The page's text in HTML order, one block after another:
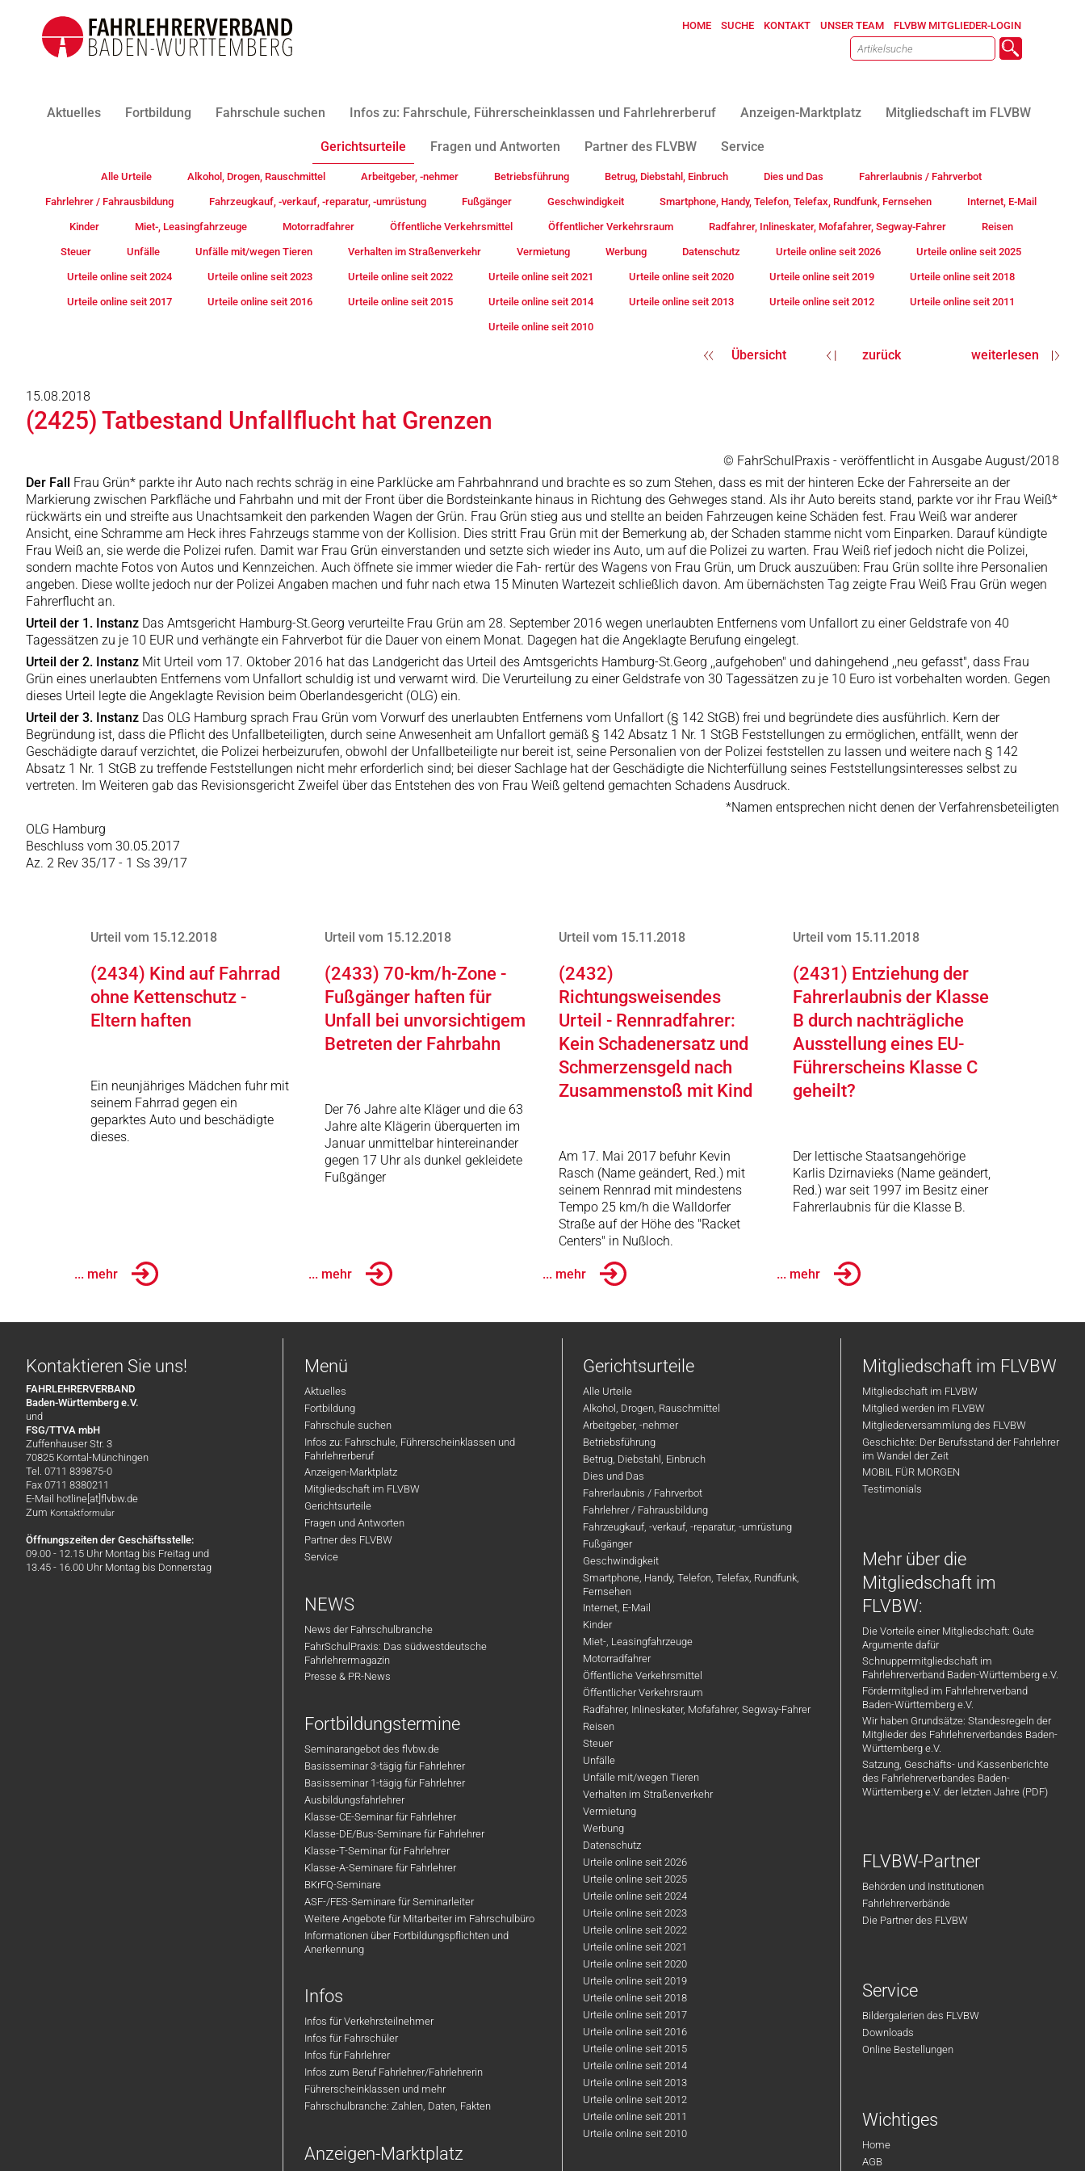
HOME SUCHE KONTAKT UNSER TEAM FLVBW MITGLIEDER-LOGIN
Aktuelles Fortbildung Fahrschule suchen Infos zu: Fahrschule, Führerscheinklassen und Fahrlehrerberuf Anzeigen-Marktplatz Mitgliedschaft im FLVBW
Gerichtsurteile Fragen und Antworten Partner des FLVBW Service
Alle Urteile Alkohol, Drogen, Rauschmittel Arbeitgeber, -nehmer Betriebsführung Betrug, Diebstahl, Einbruch Dies und Das Fahrerlaubnis / Fahrverbot
Fahrlehrer / Fahrausbildung Fahrzeugkauf, -verkauf, -reparatur, -umrüstung Fußgänger Geschwindigkeit Smartphone, Handy, Telefon, Telefax, Rundfunk, Fernsehen Internet, E-Mail
Kinder Miet-, Leasingfahrzeuge Motorradfahrer Öffentliche Verkehrsmittel Öffentlicher Verkehrsraum Radfahrer, Inlineskater, Mofafahrer, Segway-Fahrer Reisen
Steuer Unfälle Unfälle mit/wegen Tieren Verhalten im Straßenverkehr Vermietung Werbung Datenschutz Urteile online seit 2026 Urteile online seit 2025
Urteile online seit 2024 Urteile online seit 2023 Urteile online seit 2022 Urteile online seit 2021 Urteile online seit 2020 Urteile online seit 2019 Urteile online seit 2018
Urteile online seit 2017 Urteile online seit 2016 Urteile online seit 2015 Urteile online seit 2014 Urteile online seit 2013 Urteile online seit 2012 Urteile online seit 2011
Urteile online seit 2010
Übersicht zurück weiterlesen
15.08.2018
(2425) Tatbestand Unfallflucht hat Grenzen
© FahrSchulPraxis - veröffentlicht in Ausgabe August/2018
Der Fall Frau Grün* parkte ihr Auto nach rechts schräg in eine Parklücke am Fahrbahnrand und brachte es so zum Stehen, dass es mit der hinteren Ecke der Fahrerseite an der
Markierung zwischen Parkfläche und Fahrbahn und mit der Front über die Bordsteinkante hinaus in Richtung des Gehweges stand. Als ihr Auto bereits stand, parkte vor ihr Frau Weiß*
rückwärts ein und streifte aus Unachtsamkeit den parkenden Wagen der Grün. Frau Grün stieg aus und stellte an beiden Fahrzeugen keine Schäden fest. Frau Weiß war anderer
Ansicht, eine Schramme am Heck ihres Fahrzeugs stamme von der Kollision. Dies stritt Frau Grün mit der Bemerkung ab, der Schaden stamme nicht vom Einparken. Darauf kündigte
Frau Weiß an, sie werde die Polizei rufen. Damit war Frau Grün einverstanden und setzte sich wieder ins Auto, um auf die Polizei zu warten. Frau Weiß rief jedoch nicht die Polizei,
sondern machte Fotos von Autos und Kennzeichen. Auch öffnete sie immer wieder die Fah- rertür des Wagens von Frau Grün, um Druck auszuüben: Frau Grün sollte ihre Personalien
angeben. Diese wollte jedoch nur der Polizei Angaben machen und fuhr nach etwa 15 Minuten Wartezeit schließlich davon. Am übernächsten Tag zeigte Frau Weiß Frau Grün wegen
Fahrerflucht an.
Urteil der 1. Instanz Das Amtsgericht Hamburg-St.Georg verurteilte Frau Grün am 28. September 2016 wegen unerlaubten Entfernens vom Unfallort zu einer Geldstrafe von 40
Tagessätzen zu je 10 EUR und verhängte ein Fahrverbot für die Dauer von einem Monat. Dagegen hat die Angeklagte Berufung eingelegt.
Urteil der 2. Instanz Mit Urteil vom 17. Oktober 2016 hat das Landgericht das Urteil des Amtsgerichts Hamburg-St.Georg ,,aufgehoben" und dahingehend ,,neu gefasst", dass Frau
Grün eines unerlaubten Entfernens vom Unfallort schuldig ist und verwarnt wird. Die Verurteilung zu einer Geldstrafe von 30 Tagessätzen zu je 10 Euro ist vorbehalten worden. Gegen
dieses Urteil legte die Angeklagte Revision beim Oberlandesgericht (OLG) ein.
Urteil der 3. Instanz Das OLG Hamburg sprach Frau Grün vom Vorwurf des unerlaubten Entfernens vom Unfallort (§ 142 StGB) frei und begründete dies ausführlich. Kern der
Begründung ist, dass die Pflicht des Unfallbeteiligten, durch seine Anwesenheit am Unfallort gemäß § 142 Absatz 1 Nr. 1 StGB Feststellungen zu ermöglichen, entfällt, wenn der
Geschädigte darauf verzichtet, die Polizei herbeizurufen, obwohl der Unfallbeteiligte nur bereit ist, seine Personalien von der Polizei feststellen zu lassen und weitere nach § 142
Absatz 1 Nr. 1 StGB zu treffende Feststellungen nicht mehr erforderlich sind; bei dieser Sachlage hat der Geschädigte die Nichterfüllung seines Feststellungsinteresses selbst zu
vertreten. Im Weiteren gab das Revisionsgericht Zweifel über das Entstehen des von Frau Weiß geltend gemachten Schadens Ausdruck.
*Namen entsprechen nicht denen der Verfahrensbeteiligten
OLG Hamburg
Beschluss vom 30.05.2017
Az. 2 Rev 35/17 - 1 Ss 39/17
Urteil vom 15.12.2018
(2434) Kind auf Fahrrad
ohne Kettenschutz -
Eltern haften
Ein neunjähriges Mädchen fuhr mit
seinem Fahrrad gegen ein
geparktes Auto und beschädigte
dieses.
... mehr
Urteil vom 15.12.2018
(2433) 70-km/h-Zone -
Fußgänger haften für
Unfall bei unvorsichtigem
Betreten der Fahrbahn
Der 76 Jahre alte Kläger und die 63
Jahre alte Klägerin überquerten im
Januar unmittelbar hintereinander
gegen 17 Uhr als dunkel gekleidete
Fußgänger
... mehr
Urteil vom 15.11.2018
(2432)
Richtungsweisendes
Urteil - Rennradfahrer:
Kein Schadenersatz und
Schmerzensgeld nach
Zusammenstoß mit Kind
Am 17. Mai 2017 befuhr Kevin
Rasch (Name geändert, Red.) mit
seinem Rennrad mit mindestens
Tempo 25 km/h die Walldorfer
Straße auf der Höhe des "Racket
Centers" in Nußloch.
... mehr
Urteil vom 15.11.2018
(2431) Entziehung der
Fahrerlaubnis der Klasse
B durch nachträgliche
Ausstellung eines EU-
Führerscheins Klasse C
geheilt?
Der lettische Staatsangehörige
Karlis Dzirnavieks (Name geändert,
Red.) war seit 1997 im Besitz einer
Fahrerlaubnis für die Klasse B.
... mehr
Kontaktieren Sie uns!
FAHRLEHRERVERBAND
Baden-Württemberg e.V.
und
FSG/TTVA mbH
Zuffenhauser Str. 3
70825 Korntal-Münchingen
Tel. 0711 839875-0
Fax 0711 8380211
E-Mail hotline[at]flvbw.de
Zum Kontaktformular
Öffnungszeiten der Geschäftsstelle:
09.00 - 12.15 Uhr Montag bis Freitag und
13.45 - 16.00 Uhr Montag bis Donnerstag
Menü
Aktuelles
Fortbildung
Fahrschule suchen
Infos zu: Fahrschule, Führerscheinklassen und
Fahrlehrerberuf
Anzeigen-Marktplatz
Mitgliedschaft im FLVBW
Gerichtsurteile
Fragen und Antworten
Partner des FLVBW
Service
NEWS
News der Fahrschulbranche
FahrSchulPraxis: Das südwestdeutsche
Fahrlehrermagazin
Presse & PR-News
Fortbildungstermine
Seminarangebot des flvbw.de
Basisseminar 3-tägig für Fahrlehrer
Basisseminar 1-tägig für Fahrlehrer
Ausbildungsfahrlehrer
Klasse-CE-Seminar für Fahrlehrer
Klasse-DE/Bus-Seminare für Fahrlehrer
Klasse-T-Seminar für Fahrlehrer
Klasse-A-Seminare für Fahrlehrer
BKrFQ-Seminare
ASF-/FES-Seminare für Seminarleiter
Weitere Angebote für Mitarbeiter im Fahrschulbüro
Informationen über Fortbildungspflichten und
Anerkennung
Infos
Infos für Verkehrsteilnehmer
Infos für Fahrschüler
Infos für Fahrlehrer
Infos zum Beruf Fahrlehrer/Fahrlehrerin
Führerscheinklassen und mehr
Fahrschulbranche: Zahlen, Daten, Fakten
Anzeigen-Marktplatz
Gerichtsurteile
Alle Urteile
Alkohol, Drogen, Rauschmittel
Arbeitgeber, -nehmer
Betriebsführung
Betrug, Diebstahl, Einbruch
Dies und Das
Fahrerlaubnis / Fahrverbot
Fahrlehrer / Fahrausbildung
Fahrzeugkauf, -verkauf, -reparatur, -umrüstung
Fußgänger
Geschwindigkeit
Smartphone, Handy, Telefon, Telefax, Rundfunk,
Fernsehen
Internet, E-Mail
Kinder
Miet-, Leasingfahrzeuge
Motorradfahrer
Öffentliche Verkehrsmittel
Öffentlicher Verkehrsraum
Radfahrer, Inlineskater, Mofafahrer, Segway-Fahrer
Reisen
Steuer
Unfälle
Unfälle mit/wegen Tieren
Verhalten im Straßenverkehr
Vermietung
Werbung
Datenschutz
Urteile online seit 2026
Urteile online seit 2025
Urteile online seit 2024
Urteile online seit 2023
Urteile online seit 2022
Urteile online seit 2021
Urteile online seit 2020
Urteile online seit 2019
Urteile online seit 2018
Urteile online seit 2017
Urteile online seit 2016
Urteile online seit 2015
Urteile online seit 2014
Urteile online seit 2013
Urteile online seit 2012
Urteile online seit 2011
Urteile online seit 2010
Mitgliedschaft im FLVBW
Mitgliedschaft im FLVBW
Mitglied werden im FLVBW
Mitgliederversammlung des FLVBW
Geschichte: Der Berufsstand der Fahrlehrer
im Wandel der Zeit
MOBIL FÜR MORGEN
Testimonials
Mehr über die
Mitgliedschaft im
FLVBW:
Die Vorteile einer Mitgliedschaft: Gute
Argumente dafür
Schnuppermitgliedschaft im
Fahrlehrerverband Baden-Württemberg e.V.
Fördermitglied im Fahrlehrerverband
Baden-Württemberg e.V.
Wir haben Grundsätze: Standesregeln der
Mitglieder des Fahrlehrerverbandes Baden-
Württemberg e.V.
Satzung, Geschäfts- und Kassenberichte
des Fahrlehrerverbandes Baden-
Württemberg e.V. der letzten Jahre (PDF)
FLVBW-Partner
Behörden und Institutionen
Fahrlehrerverbände
Die Partner des FLVBW
Service
Bildergalerien des FLVBW
Downloads
Online Bestellungen
Wichtiges
Home
AGB